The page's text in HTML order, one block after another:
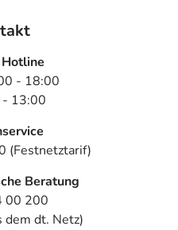
- 18:00
- 13:00
(Festnetztarif)
Beratung
00 200
dem dt. Netz)